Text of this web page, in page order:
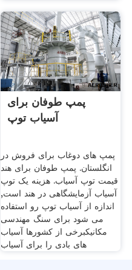
پمپ طوفان برای
آسیاب توپ
پمپ های دوغاب برای فروش در
انگلستان. پمپ طوفان برای هند
قیمت توپ آسیاب. هزینه یک توپ
آسیاب آزمایشگاهی در هند است,
اندازه از آسیاب توپ رو استفاده
می شود برای سنگ مهندسی
مکانیکبرخی از کشورها آسیاب
های بادی را برای آسیاب